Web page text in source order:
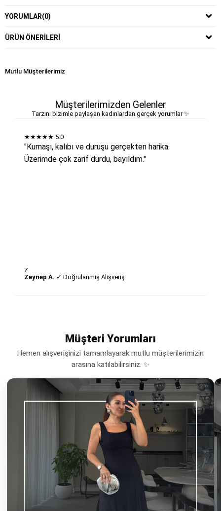
YORUMLAR(0)
ÜRÜN ÖNERILERI
Mutlu Müşterilerimiz
Müşterilerimizden Gelenler
Tarzını bizimle paylaşan kadınlardan gerçek yorumlar ✨
★★★★★ 5.0
"Kumaşı, kalıbı ve duruşu gerçekten harika.
Üzerimde çok zarif durdu, bayıldım."
Z
Zeynep A. ✓ Doğrulanmış Alışveriş
Müşteri Yorumları
Hemen alışverişinizi tamamlayarak mutlu müşterilerimizin
arasına katılabilirsiniz. ✨